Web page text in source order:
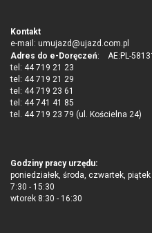
Kontakt
e-mail: umujazd@ujazd.com.pl
Adres do e-Doręczeń: AE:PL-
tel: 44 719 21 23
tel: 44 719 21 29
tel: 44 719 23 61
tel: 44 741 41 85
tel. 44 719 23 79 (ul. Kościelna 24)
Godziny pracy urzędu:
poniedziałek, środa, czwartek, piątek
7:30 - 15:30
wtorek 8:30 - 16:30